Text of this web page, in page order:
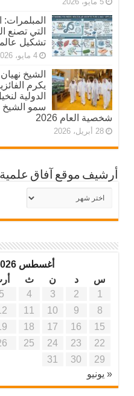
المبلمرات:
التي تصنع
تشكيل
4 مايو، 2026
الشيخ
يكرم
الدولية
سمو الشيخ
شخصية العام 2026
28 أبريل، 2026
أرشيف موقع آفاق علمية
أرشيف
موقع
أغسطس 2026
س
د ن ث
1
2
3
4
5
8
9
10
11
15
16
17
18
22
23
24
25
29
30
31
« يونيو